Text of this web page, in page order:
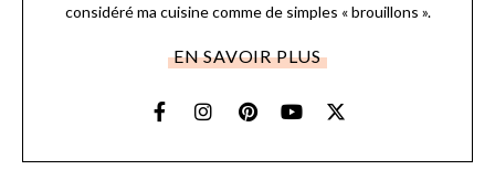
considéré ma cuisine comme de simples « brouillons ».
EN SAVOIR PLUS